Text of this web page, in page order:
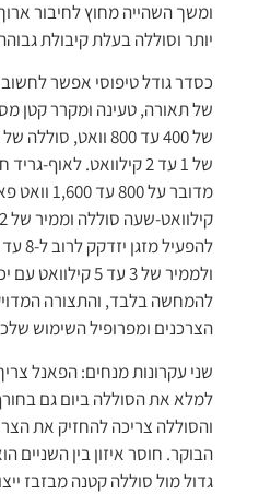
ומשך השהייה מחוץ לחיבור
יותר וסוללה בעלת קיבולת
כסדר גודל טיפוסי אפשר
של תאורה, טעינה ומקרר קטן
של 1 עד 2 קילוואט. לאוף-
ולממיר של 3 עד 5
להמחשה בלבד, והתצורה
הצרכנים ומפרופיל השימוש
שני עקרונות מנחים: הפאנל
למלא את הסוללה ביום גם
והסוללה צריכה להחזיק את
הבוקר. חוסר איזון בין השניים
גדול מול סוללה קטנה מבזבז